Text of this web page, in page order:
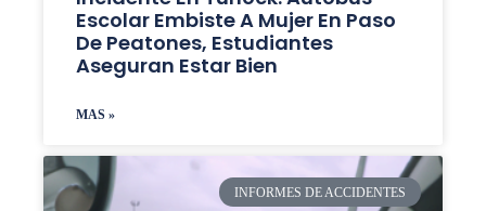
Escolar Embiste A Mujer En Paso
De Peatones, Estudiantes
Aseguran Estar Bien
MAS »
INFORMES DE ACCIDENTES